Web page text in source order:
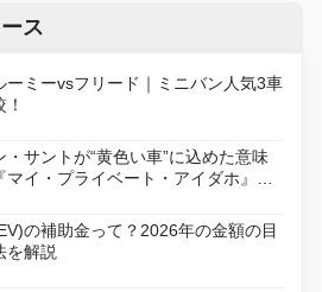
ス
ーミーvsフリード｜ミニバン人気3車
・サントが“黄色い車”に込めた意味
マイ・プライベート・アイダホ』が
マスター版で復活
の補助金って？2026年の金額の目
を解説